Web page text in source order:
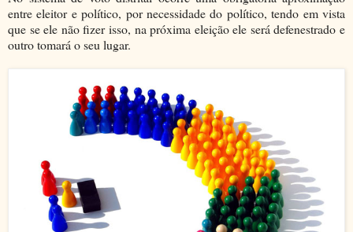
entre eleitor e político, por necessidade do político, tendo em vista
que se ele não fizer isso, na próxima eleição ele será defenestrado e
outro tomará o seu lugar.